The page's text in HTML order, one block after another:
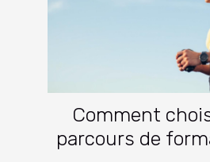
Comment
parcours de